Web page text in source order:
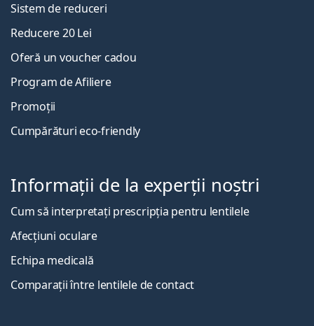
Sistem de reduceri
Reducere 20 Lei
Oferă un voucher cadou
Program de Afiliere
Promoții
Cumpărături eco-friendly
Informații de la experții noștri
Cum să interpretați prescripția pentru lentilele
Afecțiuni oculare
Echipa medicală
Comparații între lentilele de contact